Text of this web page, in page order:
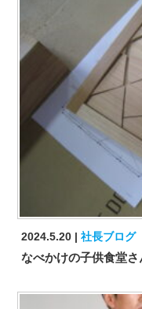
2024.5.20 社長ブログ
なべかけの子供食堂